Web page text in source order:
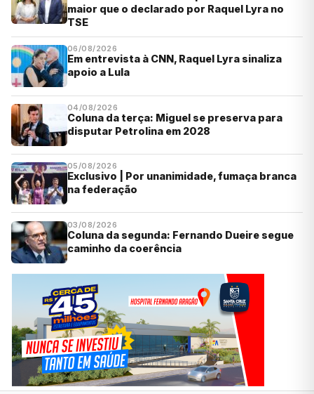
maior que o declarado por Raquel Lyra no
TSE
06/08/2026
Em entrevista à CNN, Raquel Lyra sinaliza
apoio a Lula
04/08/2026
Coluna da terça: Miguel se preserva para
disputar Petrolina em 2028
05/08/2026
Exclusivo | Por unanimidade, fumaça branca
na federação
03/08/2026
Coluna da segunda: Fernando Dueire segue
caminho da coerência